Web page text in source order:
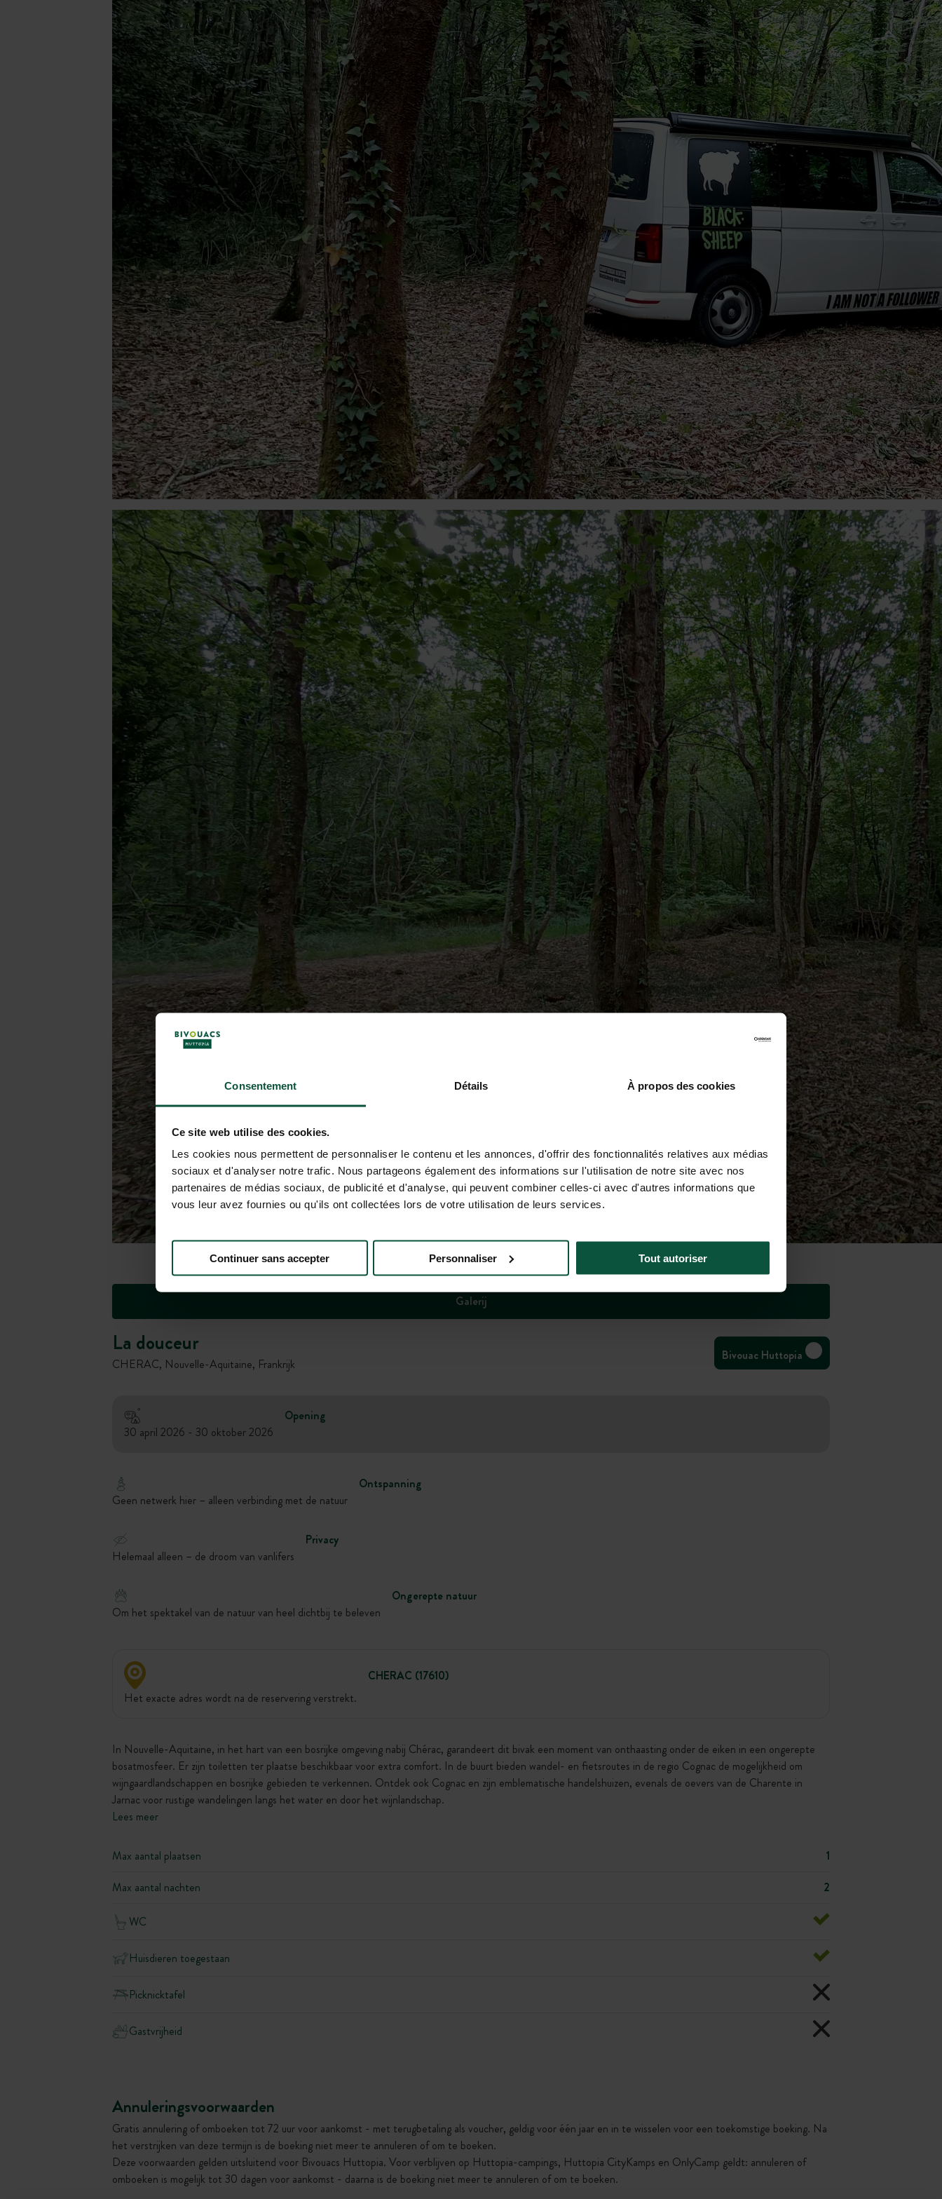
Consentement Détails À propos des cookies
Ce site web utilise des cookies.
Les cookies nous permettent de personnaliser le contenu et les annonces, d'offrir des fonctionnalités relatives aux médias
sociaux et d'analyser notre trafic. Nous partageons également des informations sur l'utilisation de notre site avec nos
partenaires de médias sociaux, de publicité et d'analyse, qui peuvent combiner celles-ci avec d'autres informations que
vous leur avez fournies ou qu'ils ont collectées lors de votre utilisation de leurs services.
Continuer sans accepter Personnaliser Tout autoriser
Galerij
La douceur
CHERAC, Nouvelle-Aquitaine, Frankrijk
Bivouac Huttopia
Opening
30 april 2026 - 30 oktober 2026
Ontspanning
Geen netwerk hier – alleen verbinding met de natuur
Privacy
Helemaal alleen – de droom van vanlifers
Ongerepte natuur
Om het spektakel van de natuur van heel dichtbij te beleven
CHERAC (17610)
Het exacte adres wordt na de reservering verstrekt.
In Nouvelle-Aquitaine, in het hart van een bosrijke omgeving nabij Chérac, garandeert dit bivak een moment van onthaasting onder de eiken in een ongerepte
bosatmosfeer. Er zijn toiletten ter plaatse beschikbaar voor extra comfort. In de buurt bieden wandel- en fietsroutes in de regio Cognac de mogelijkheid om
wijngaardlandschappen en bosrijke gebieden te verkennen. Ontdek ook Cognac en zijn emblematische handelshuizen, evenals de oevers van de Charente in
Jarnac voor rustige wandelingen langs het water en door het wijnlandschap.
Lees meer
Max aantal plaatsen
1
Max aantal nachten
2
WC
Huisdieren toegestaan
Picknicktafel
Gastvrijheid
Annuleringsvoorwaarden
Gratis annulering of omboeken tot 72 uur voor aankomst - met terugbetaling als voucher, geldig voor één jaar en in te wisselen voor een toekomstige boeking. Na
het verstrijken van deze termijn is de boeking niet meer te annuleren of om te boeken.
Deze voorwaarden gelden uitsluitend voor Bivouacs Huttopia. Voor verblijven op Huttopia-campings, Huttopia CityKamps en OnlyCamp geldt: annuleren of
omboeken is mogelijk tot 30 dagen voor aankomst - daarna is de boeking niet meer te annuleren of om te boeken.